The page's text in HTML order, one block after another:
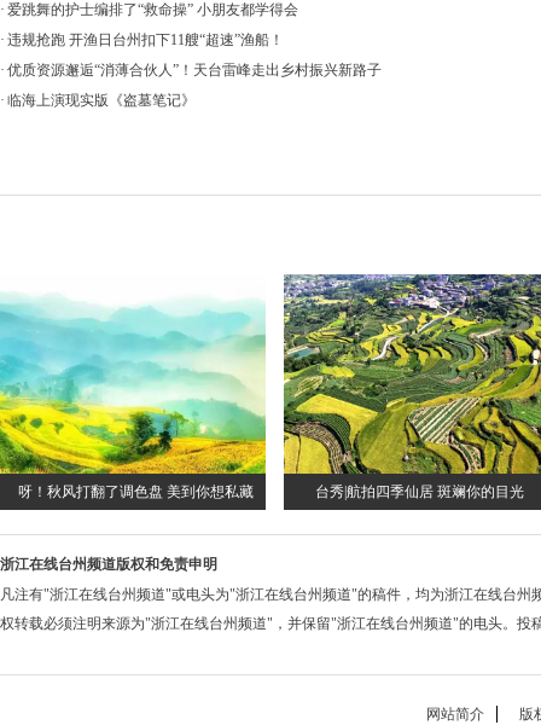
· 爱跳舞的护士编排了“救命操” 小朋友都学得会
· 违规抢跑 开渔日台州扣下11艘“超速”渔船！
· 优质资源邂逅“消薄合伙人”！天台雷峰走出乡村振兴新路子
· 临海上演现实版《盗墓笔记》
呀！秋风打翻了调色盘 美到你想私藏 台秀|航拍四季仙居 斑斓你的目光
浙江在线台州频道版权和免责申明
凡注有"浙江在线台州频道"或电头为"浙江在线台州频道"的稿件，均为浙江在线台州
权转载必须注明来源为"浙江在线台州频道" ，并保留"浙江在线台州频道"的电头。投
网站简介 版